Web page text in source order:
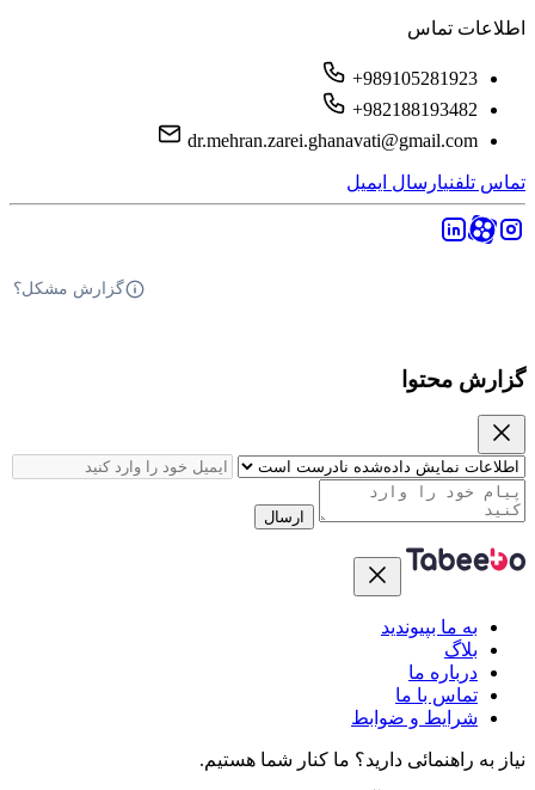
اطلاعات تماس
+989105281923
+982188193482
dr.mehran.zarei.ghanavati@gmail.com
تماس تلفنیارسال ایمیل
گزارش مشکل؟
گزارش محتوا
ارسال
به ما بپیوندید
بلاگ
درباره ما
تماس با ما
شرایط و ضوابط
نیاز به راهنمائی دارید؟ ما کنار شما هستیم.